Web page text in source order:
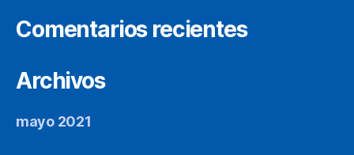
Comentarios recientes
Archivos
mayo 2021